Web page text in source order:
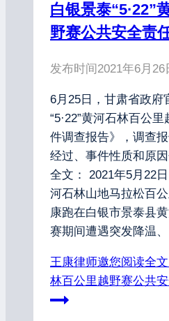
白银景泰“5·22”
野赛公共安全责
发布时间2021年6月26
6月25日，甘肃省政府
“5·22”黄河石林百公
件调查报告》，调查
经过、事件性质和原
全文： 2021年5月22
河石林山地马拉松百
康跑在白银市景泰县
赛期间遭遇突发降温
王康律师邀您阅读全文
林百公里越野赛公共